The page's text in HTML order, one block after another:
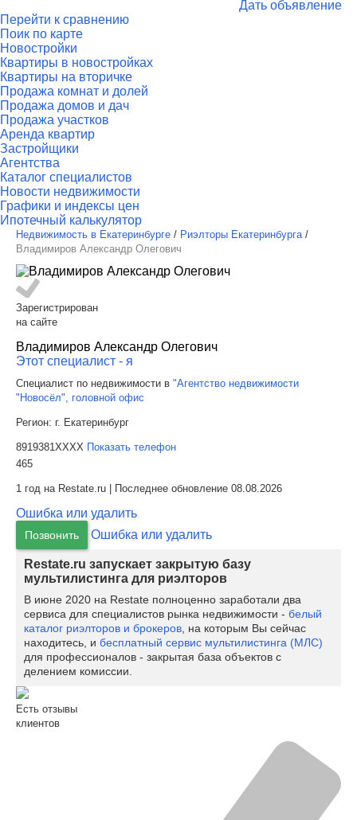
Дать объявление
Перейти к сравнению
Поик по карте
Новостройки
Квартиры в новостройках
Квартиры на вторичке
Продажа комнат и долей
Продажа домов и дач
Продажа участков
Аренда квартир
Застройщики
Агентства
Каталог специалистов
Новости недвижимости
Графики и индексы цен
Ипотечный калькулятор
Недвижимость в Екатеринбурге / Риэлторы Екатеринбурга /
Владимиров Александр Олегович
Зарегистрирован
на сайте
Владимиров Александр Олегович
Этот специалист - я
Специалист по недвижимости в "Агентство недвижимости
"Новосёл", головной офис
Регион: г. Екатеринбург
8919381XXXX Показать телефон
465
1 год на Restate.ru | Последнее обновление 08.08.2026
Ошибка или удалить
Позвонить Ошибка или удалить
Restate.ru запускает закрытую базу
мультилистинга для риэлторов
В июне 2020 на Restate полноценно заработали два
сервиса для специалистов рынка недвижимости - белый
каталог риэлторов и брокеров , на которым Вы сейчас
находитесь, и бесплатный сервис мультилистинга (МЛС)
для профессионалов - закрытая база объектов с
делением комиссии.
Есть отзывы
клиентов